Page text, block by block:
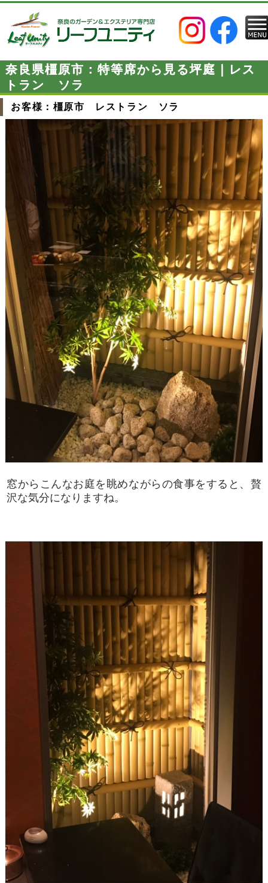
奈良県橿原市：特等席から見る坪庭｜レス
トラン ソラ
お客様：橿原市 レストラン ソラ
窓からこんなお庭を眺めながらの食事をすると、贅
沢な気分になりますね。